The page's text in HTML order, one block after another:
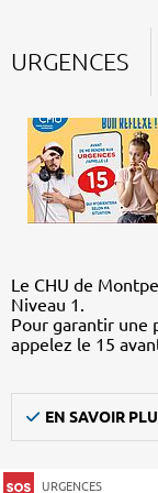
URGENCES
Le CHU de
Niveau 1.
Pour garantir une
appelez le 15
EN SAVOIR
URGENCES